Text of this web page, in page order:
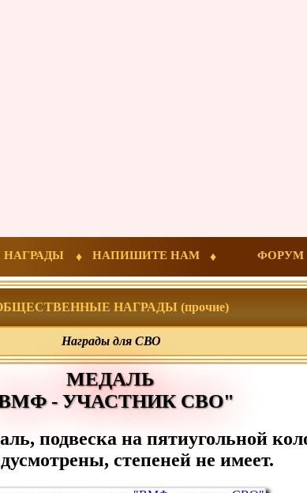
НАПИШИТЕ НАМ ФОРУМ
НАГРАДЫ (прочие)
Награды для СВО
МЕДАЛЬ
- УЧАСТНИК СВО"
подвеска на пятиугольной
степеней не имеет.